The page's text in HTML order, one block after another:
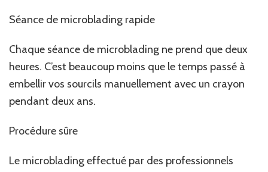
Séance de microblading rapide
Chaque séance de microblading ne prend que deux
heures. C’est beaucoup moins que le temps passé à
embellir vos sourcils manuellement avec un crayon
pendant deux ans.
Procédure sûre
Le microblading effectué par des professionnels